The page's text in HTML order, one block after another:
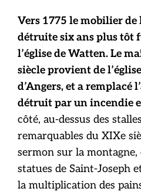
Vers 1775 le mobilier de
détruite six ans plus tôt
l’église de Watten. Le
siècle provient de
d’Angers, et a remplacé
détruit par un incendie
côté, au-dessus des
remarquables du XIXe
sermon sur la montagne,
statues de Saint-Joseph
la multiplication des